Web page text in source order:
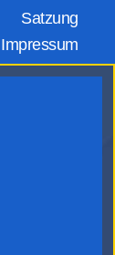
Satzung
Impressum